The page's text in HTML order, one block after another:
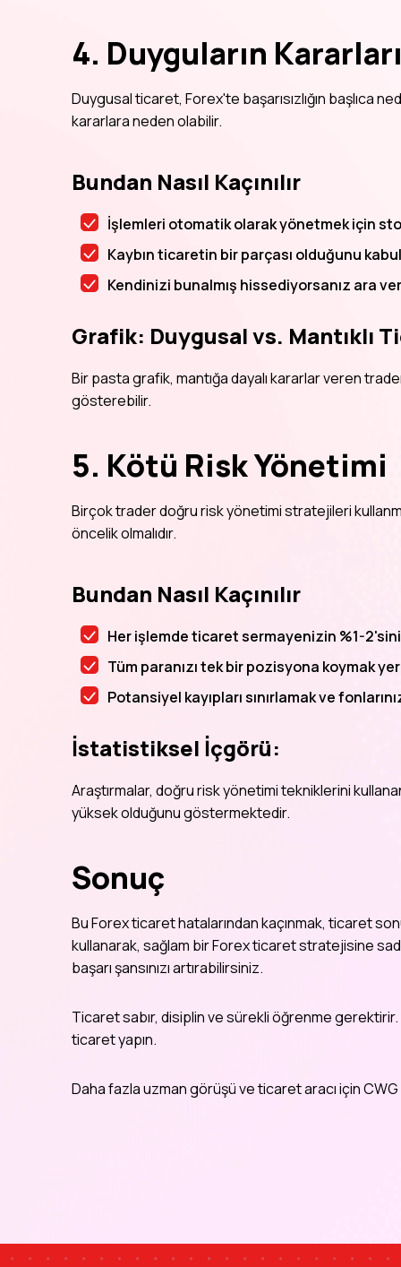
4. Duyguların
Duygusal ticaret, Forex'te başarısızlığın başlıca
kararlara neden olabilir.
Bundan Nasıl Kaçınılır
İşlemleri otomatik olarak yönetmek için
Kaybın ticaretin bir parçası olduğunu
Kendinizi bunalmış hissediyorsanız ara
Grafik: Duygusal vs. Mantıklı
Bir pasta grafik, mantığa dayalı kararlar veren
gösterebilir.
5. Kötü Risk Yönetimi
Birçok trader doğru risk yönetimi stratejileri
öncelik olmalıdır.
Bundan Nasıl Kaçınılır
Her işlemde ticaret sermayenizin %1-
Tüm paranızı tek bir pozisyona koymak
Potansiyel kayıpları sınırlamak ve
İstatistiksel İçgörü:
Araştırmalar, doğru risk yönetimi tekniklerini
yüksek olduğunu göstermektedir.
Sonuç
BuForex ticarethatalarından kaçınmak, ticaret
kullanarak, sağlam birForex ticaretstratejisine
başarı şansınızı artırabilirsiniz.
Ticaret sabır, disiplin ve sürekli öğrenme
ticaret yapın.
Daha fazla uzman görüşü ve ticaret aracı için